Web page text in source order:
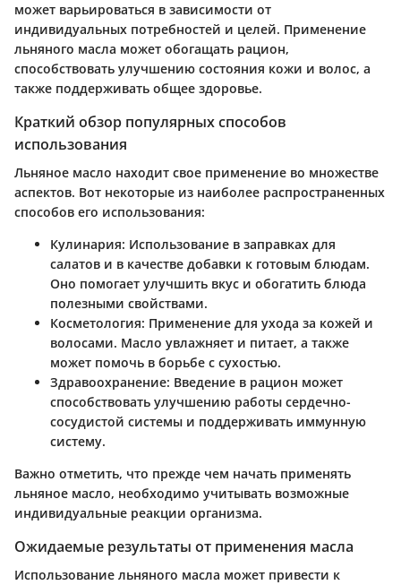
может варьироваться в зависимости от
индивидуальных потребностей и целей. Применение
льняного масла может обогащать рацион,
способствовать улучшению состояния кожи и волос, а
также поддерживать общее здоровье.
Краткий обзор популярных способов
использования
Льняное масло находит свое применение во множестве
аспектов. Вот некоторые из наиболее распространенных
способов его использования:
Кулинария: Использование в заправках для
салатов и в качестве добавки к готовым блюдам.
Оно помогает улучшить вкус и обогатить блюда
полезными свойствами.
Косметология: Применение для ухода за кожей и
волосами. Масло увлажняет и питает, а также
может помочь в борьбе с сухостью.
Здравоохранение: Введение в рацион может
способствовать улучшению работы сердечно-
сосудистой системы и поддерживать иммунную
систему.
Важно отметить, что прежде чем начать применять
льняное масло, необходимо учитывать возможные
индивидуальные реакции организма.
Ожидаемые результаты от применения масла
Использование льняного масла может привести к